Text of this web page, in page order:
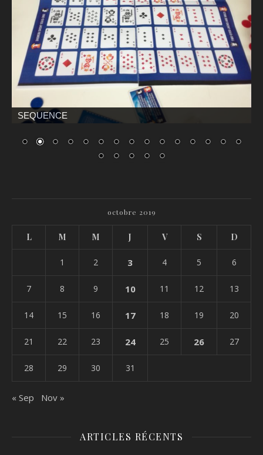
SEQUENCE
octobre 2019
L M M J V S D
1 2 3 4 5 6
7 8 9 10 11 12 13
14 15 16 17 18 19 20
21 22 23 24 25 26 27
28 29 30 31
« Sep Nov »
ARTICLES RÉCENTS